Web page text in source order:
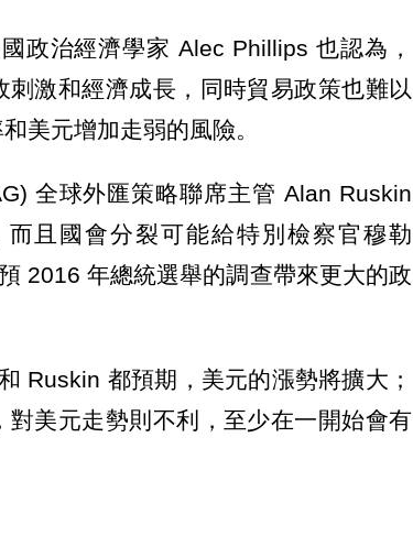
政治經濟學家 Alec Phillips 也認為，
激和經濟成長，同時貿易政策也難以
美元增加走弱的風險。
全球外匯策略聯席主管 Alan Ruskin
且國會分裂可能給特別檢察官穆勒
2016 年總統選舉的調查帶來更大的政
Ruskin 都預期，美元的漲勢將擴大；
美元走勢則不利，至少在一開始會有